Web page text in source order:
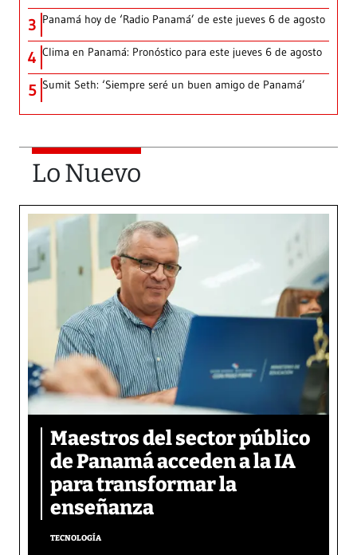
3 Panamá hoy de ‘Radio Panamá’ de este jueves 6 de agosto
4 Clima en Panamá: Pronóstico para este jueves 6 de agosto
5 Sumit Seth: ‘Siempre seré un buen amigo de Panamá’
Lo Nuevo
Maestros del sector público
de Panamá acceden a la IA
para transformar la
enseñanza
TECNOLOGÍA